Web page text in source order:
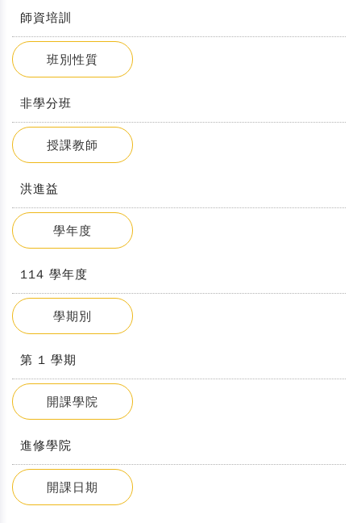
師資培訓
班別性質
非學分班
授課教師
洪進益
學年度
114 學年度
學期別
第 1 學期
開課學院
進修學院
開課日期